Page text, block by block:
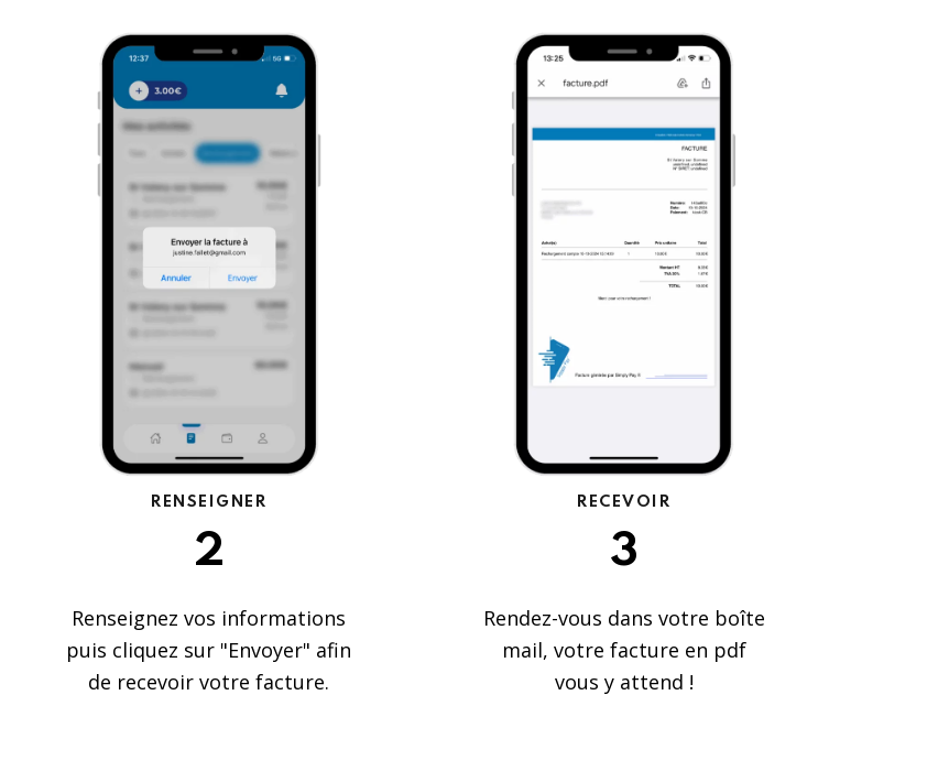
RENSEIGNER
2
Renseignez vos informations
puis cliquez sur "Envoyer" afin
de recevoir votre facture.
RECEVOIR
3
Rendez-vous dans votre boîte
mail, votre facture en pdf
vous y attend !